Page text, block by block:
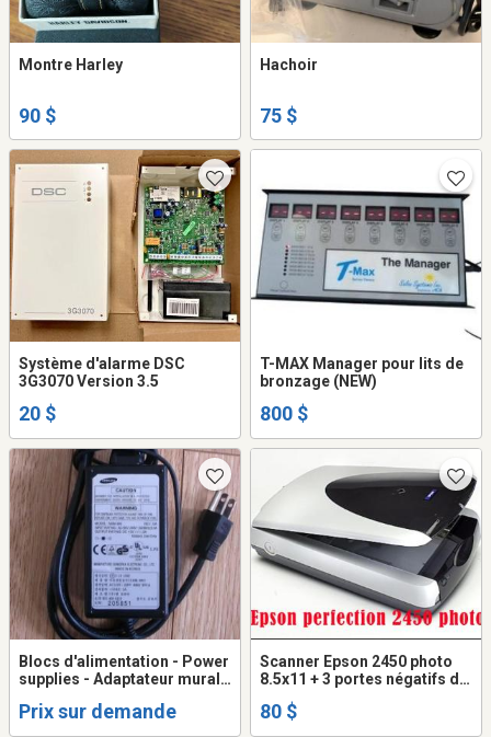
Montre Harley
90 $
Hachoir
75 $
Système d'alarme DSC
3G3070 Version 3.5
20 $
T-MAX Manager pour lits de
bronzage (NEW)
800 $
Blocs d'alimentation - Power
supplies - Adaptateur mural -
Prix sur demande
Scanner Epson 2450 photo
8.5x11 + 3 portes négatifs du
80 $